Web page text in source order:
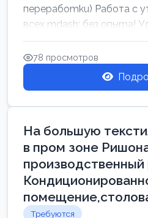
перерабоmku) Работа с
всех mdash; без опыma!
раcnoложение Н...
78 просмотров
На большую
в пром зоне
производственный
Требуются